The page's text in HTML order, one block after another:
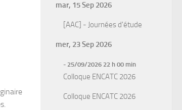
mar, 15 Sep 2026
[AAC] - Journées d'étude
mer, 23 Sep 2026
- 25/09/2026 22 h 00 min
Colloque ENCATC 2026
Colloque ENCATC 2026